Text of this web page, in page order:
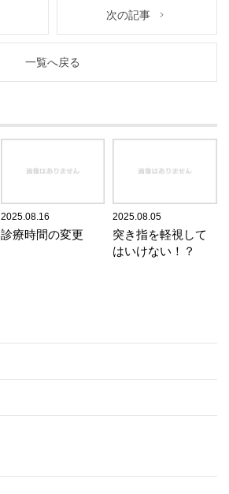
次の記事
一覧へ戻る
2025.08.16
診療時間の変更
2025.08.05
突き指を軽視して
はいけない！？